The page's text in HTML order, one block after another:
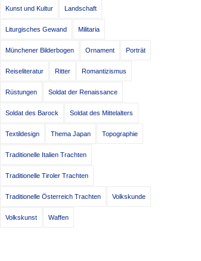
Kunst und Kultur Landschaft
Liturgisches Gewand Militaria
Münchener Bilderbogen Ornament Porträt
Reiseliteratur Ritter Romantizismus
Rüstungen Soldat der Renaissance
Soldat des Barock Soldat des Mittelalters
Textildesign Thema Japan Topographie
Traditionelle Italien Trachten
Traditionelle Tiroler Trachten
Traditionelle Österreich Trachten Volkskunde
Volkskunst Waffen